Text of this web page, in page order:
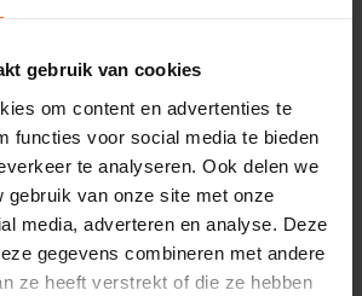
gebruik van cookies
om content en advertenties te
functies voor social media te bieden
te analyseren. Ook delen we
gebruik van onze site met onze
media, adverteren en analyse. Deze
gegevens combineren met andere
ze heeft verstrekt of die ze hebben
– Witzand
ter Kuilestraat 202,
Enschede